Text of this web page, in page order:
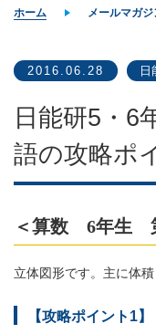
ホーム メールマガ
2016.06.28 日
日能研5・6
語の攻略ポ
＜算数 6年生
立体図形です。主に体
【攻略ポイント1】